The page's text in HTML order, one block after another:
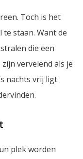
Toch is het
staan. Want de
die een
vervelend als je
nachts vrij ligt
plek worden